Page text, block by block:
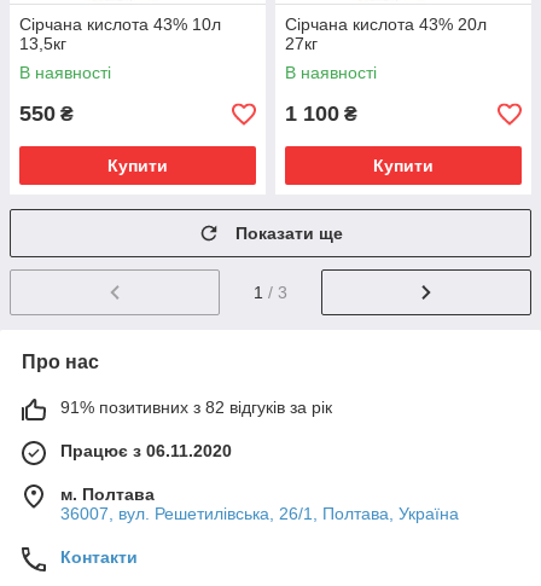
Сірчана кислота 43% 10л
13,5кг
В наявності
550 ₴
Купити
Сірчана кислота 43% 20л
27кг
В наявності
1 100 ₴
Купити
Показати ще
1 / 3
Про нас
91% позитивних з 82 відгуків за рік
Працює з 06.11.2020
м. Полтава
36007, вул. Решетилівська, 26/1, Полтава, Україна
Контакти